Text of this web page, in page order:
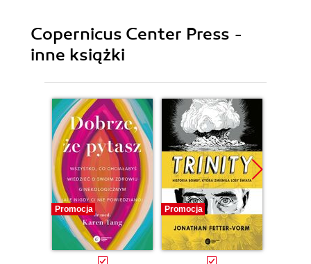
Copernicus Center Press -
inne książki
Promocja Promocja